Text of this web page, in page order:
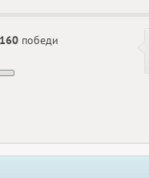
победи